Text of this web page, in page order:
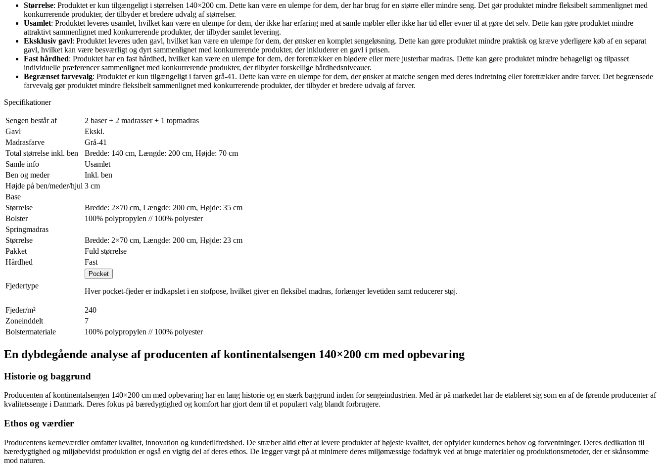
Størrelse: Produktet er kun tilgængeligt i størrelsen 140×200 cm. Dette kan være en ulempe for dem, der har brug for en større eller mindre seng. Det gør produktet mindre fleksibelt sammenlignet med
konkurrerende produkter, der tilbyder et bredere udvalg af størrelser.
Usamlet: Produktet leveres usamlet, hvilket kan være en ulempe for dem, der ikke har erfaring med at samle møbler eller ikke har tid eller evner til at gøre det selv. Dette kan gøre produktet mindre
attraktivt sammenlignet med konkurrerende produkter, der tilbyder samlet levering.
Eksklusiv gavl: Produktet leveres uden gavl, hvilket kan være en ulempe for dem, der ønsker en komplet sengeløsning. Dette kan gøre produktet mindre praktisk og kræve yderligere køb af en separat
gavl, hvilket kan være besværligt og dyrt sammenlignet med konkurrerende produkter, der inkluderer en gavl i prisen.
Fast hårdhed: Produktet har en fast hårdhed, hvilket kan være en ulempe for dem, der foretrækker en blødere eller mere justerbar madras. Dette kan gøre produktet mindre behageligt og tilpasset
individuelle præferencer sammenlignet med konkurrerende produkter, der tilbyder forskellige hårdhedsniveauer.
Begrænset farvevalg: Produktet er kun tilgængeligt i farven grå-41. Dette kan være en ulempe for dem, der ønsker at matche sengen med deres indretning eller foretrækker andre farver. Det begrænsede
farvevalg gør produktet mindre fleksibelt sammenlignet med konkurrerende produkter, der tilbyder et bredere udvalg af farver.
Specifikationer
Sengen består af
2 baser + 2 madrasser + 1 topmadras
Gavl
Ekskl.
Madrasfarve
Grå-41
Total størrelse inkl. ben
Bredde: 140 cm, Længde: 200 cm, Højde: 70 cm
Samle info
Usamlet
Ben og meder
Inkl. ben
Højde på ben/meder/hjul 3 cm
Base
Størrelse
Bredde: 2×70 cm, Længde: 200 cm, Højde: 35 cm
Bolster
100% polypropylen // 100% polyester
Springmadras
Størrelse
Bredde: 2×70 cm, Længde: 200 cm, Højde: 23 cm
Pakket
Fuld størrelse
Hårdhed
Fast
Fjedertype
Pocket
Hver pocket-fjeder er indkapslet i en stofpose, hvilket giver en fleksibel madras, forlænger levetiden samt reducerer støj.
Fjeder/m²
240
Zoneinddelt
7
Bolstermateriale
100% polypropylen // 100% polyester
En dybdegående analyse af producenten af kontinentalsengen 140×200 cm med opbevaring
Historie og baggrund
Producenten af kontinentalsengen 140×200 cm med opbevaring har en lang historie og en stærk baggrund inden for sengeindustrien. Med år på markedet har de etableret sig som en af de førende producenter af
kvalitetssenge i Danmark. Deres fokus på bæredygtighed og komfort har gjort dem til et populært valg blandt forbrugere.
Ethos og værdier
Producentens kerneværdier omfatter kvalitet, innovation og kundetilfredshed. De stræber altid efter at levere produkter af højeste kvalitet, der opfylder kundernes behov og forventninger. Deres dedikation til
bæredygtighed og miljøbevidst produktion er også en vigtig del af deres ethos. De lægger vægt på at minimere deres miljømæssige fodaftryk ved at bruge materialer og produktionsmetoder, der er skånsomme
mod naturen.